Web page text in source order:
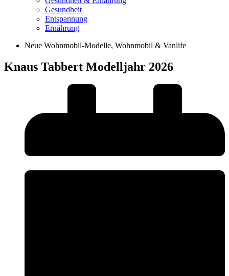
Gesundheit
Entspannung
Ernährung
Neue Wohnmobil-Modelle, Wohnmobil & Vanlife
Knaus Tabbert Modelljahr 2026